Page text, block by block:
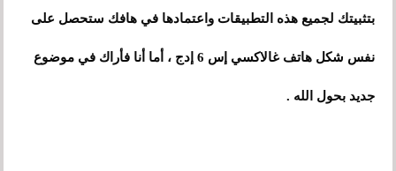
بتثبيتك لجميع هذه التطبيقات واعتمادها في هافك ستحصل على
نفس شكل هاتف غالاكسي إس 6 إدج ، أما أنا فأراك في موضوع
جديد بحول الله .